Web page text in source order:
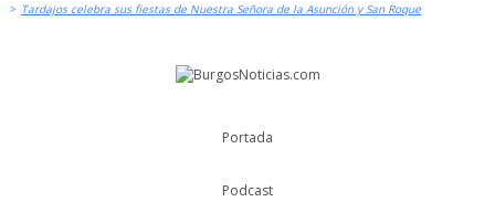
> Tardajos celebra sus fiestas de Nuestra Señora de la Asunción y San Roque
Portada
Podcast